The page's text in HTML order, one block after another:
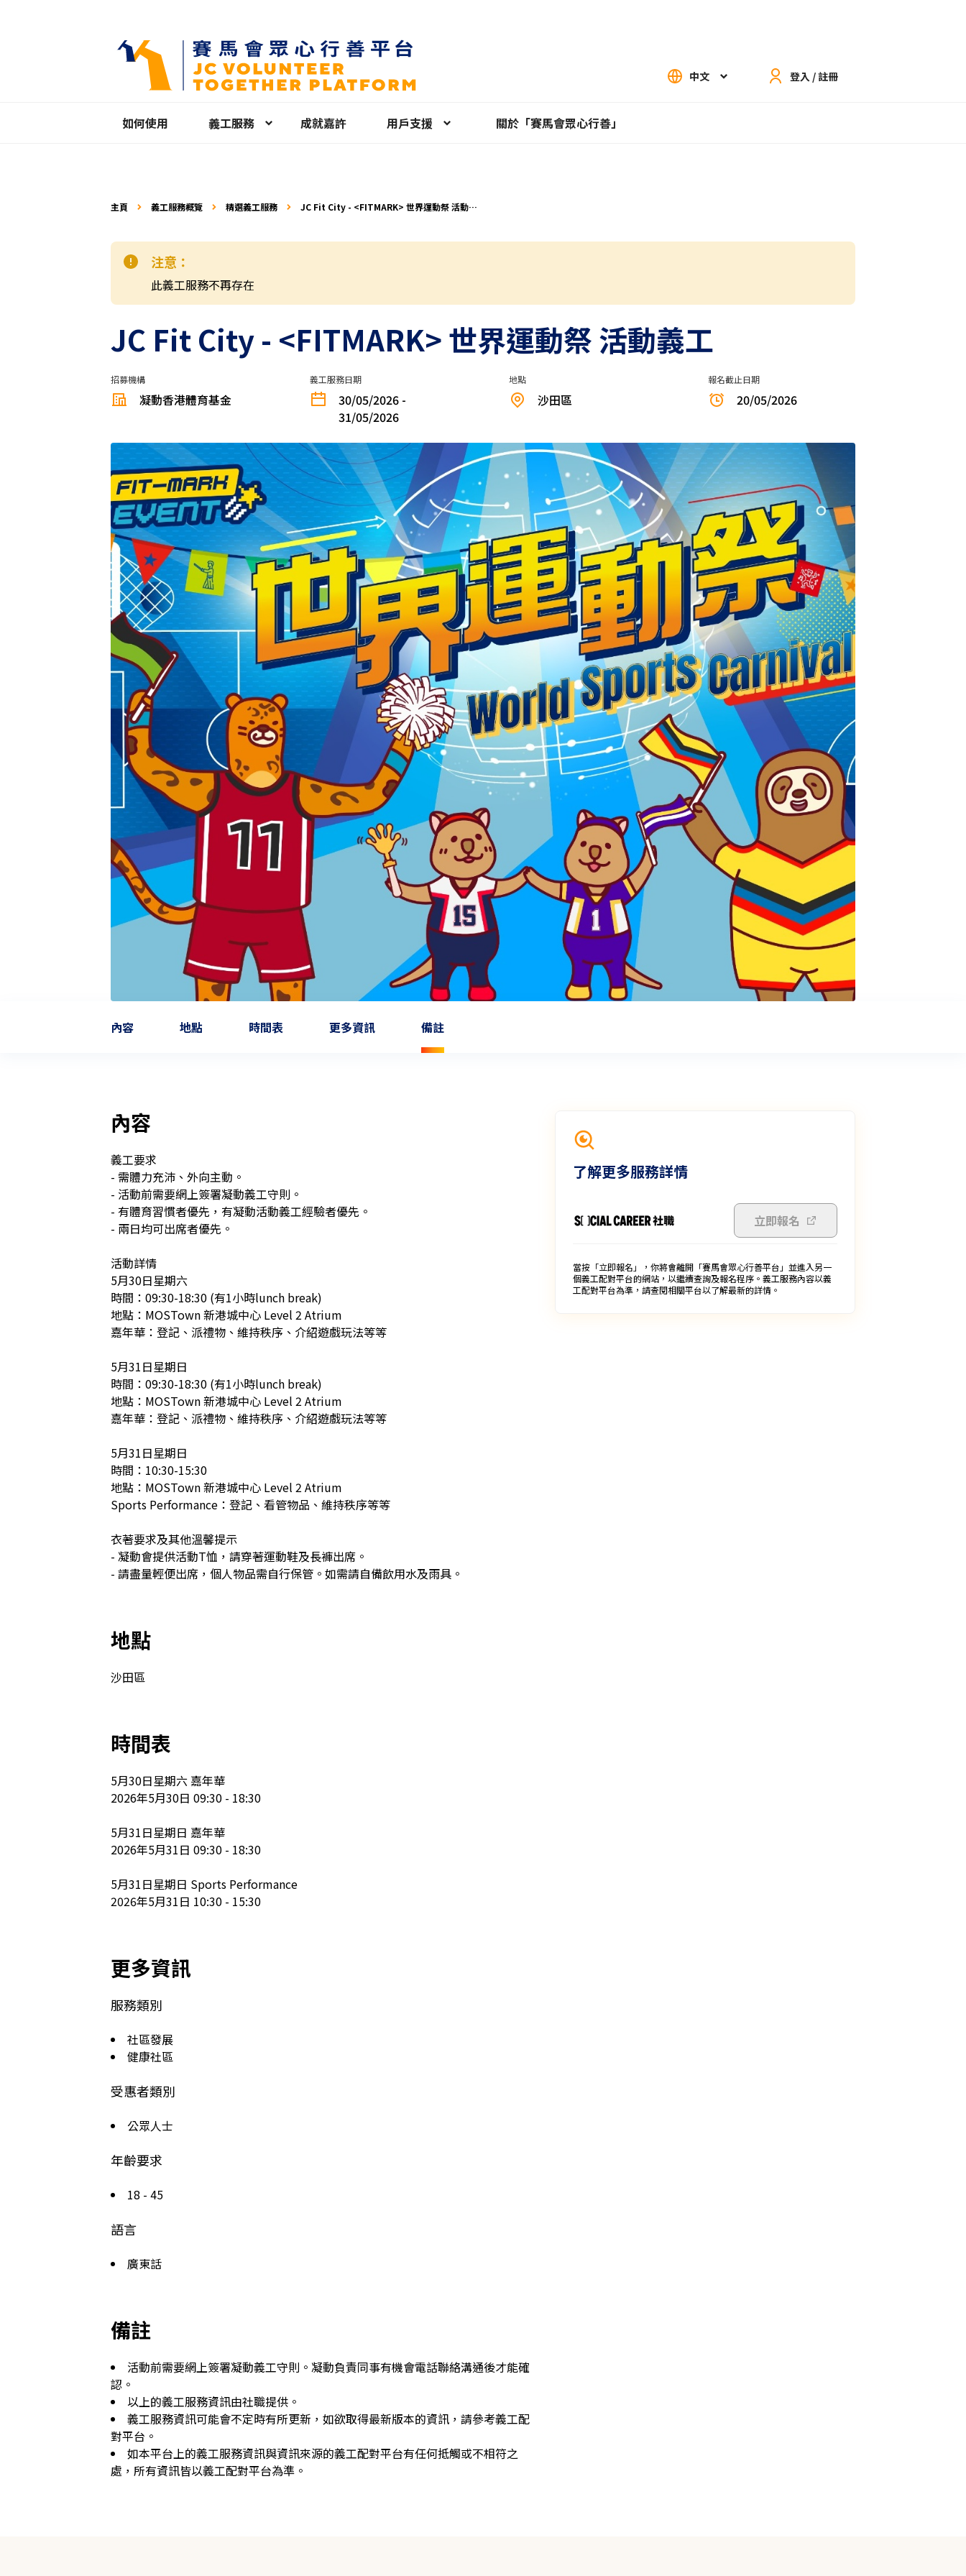
中文 登入 / 註冊
如何使用 義工服務 成就嘉許 用戶支援 關於「賽馬會眾心行善」
主頁 義工服務概覽 精選義工服務
JC Fit City - <FITMARK> 世界運動祭 活動義
注意：
此義工服務不再存在
JC Fit City - <FITMARK> 世界運動祭 活動義工
招募機構
凝動香港體育基金
義工服務日期
30/05/2026 -
31/05/2026
地點
沙田區
報名截止日期
20/05/2026
內容 地點 時間表 更多資訊 備註
內容
義工要求
- 需體力充沛、外向主動。
- 活動前需要網上簽署凝動義工守則。
- 有體育習慣者優先，有凝動活動義工經驗者優先。
- 兩日均可出席者優先。
活動詳情
5月30日星期六
時間：09:30-18:30 (有1小時lunch break)
地點：MOSTown 新港城中心 Level 2 Atrium
嘉年華：登記、派禮物、維持秩序、介紹遊戲玩法等等
5月31日星期日
時間：09:30-18:30 (有1小時lunch break)
地點：MOSTown 新港城中心 Level 2 Atrium
嘉年華：登記、派禮物、維持秩序、介紹遊戲玩法等等
5月31日星期日
時間：10:30-15:30
地點：MOSTown 新港城中心 Level 2 Atrium
Sports Performance：登記、看管物品、維持秩序等等
衣著要求及其他溫馨提示
- 凝動會提供活動T恤，請穿著運動鞋及長褲出席。
- 請盡量輕便出席，個人物品需自行保管。如需請自備飲用水及雨具。
地點
沙田區
時間表
5月30日星期六 嘉年華
2026年5月30日 09:30 - 18:30
5月31日星期日 嘉年華
2026年5月31日 09:30 - 18:30
5月31日星期日 Sports Performance
2026年5月31日 10:30 - 15:30
更多資訊
服務類別
社區發展
健康社區
受惠者類別
公眾人士
年齡要求
18 - 45
語言
廣東話
備註
活動前需要網上簽署凝動義工守則。凝動負責同事有機會電話聯絡溝通後才能確
認。
以上的義工服務資訊由社職提供。
義工服務資訊可能會不定時有所更新，如欲取得最新版本的資訊，請參考義工配
對平台。
如本平台上的義工服務資訊與資訊來源的義工配對平台有任何抵觸或不相符之
處，所有資訊皆以義工配對平台為準。
了解更多服務詳情
立即報名
當按「立即報名」，你將會離開「賽馬會眾心行善平台」並進入另一
個義工配對平台的網站，以繼續查詢及報名程序。義工服務內容以義
工配對平台為準，請查閱相關平台以了解最新的詳情。